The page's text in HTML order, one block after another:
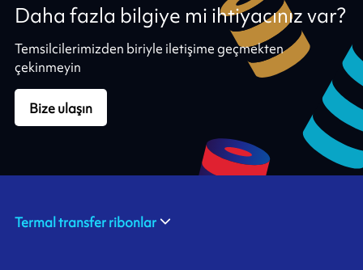
Daha fazla bilgiye mi ihtiyacınız var?
Temsilcilerimizden biriyle iletişime geçmekten
çekinmeyin
Bize ulaşın
Termal transfer ribonlar